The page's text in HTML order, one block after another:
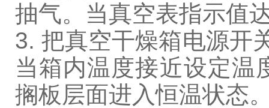
抽气。当真空表指示值
3. 把真空干燥箱电源开
当箱内温度接近设定温
搁板层面进入恒温状态